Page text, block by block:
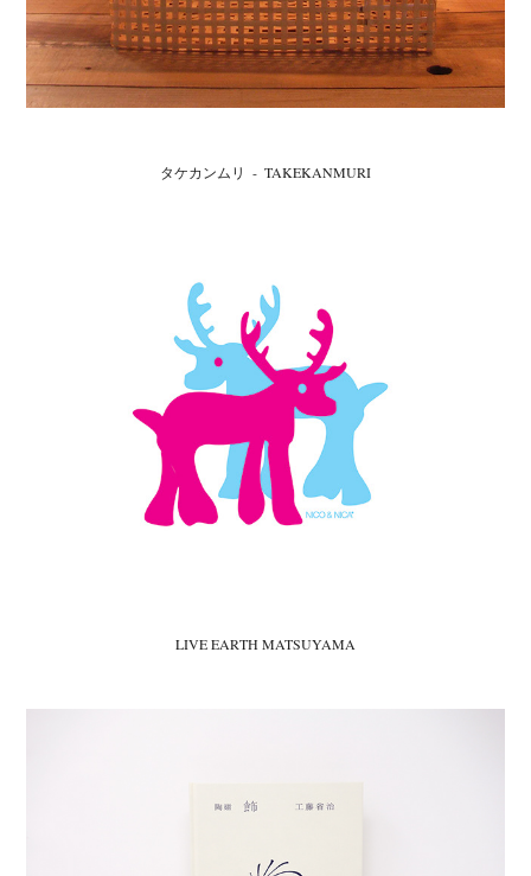
タケカンムリ  -  TAKEKANMURI
LIVE EARTH MATSUYAMA